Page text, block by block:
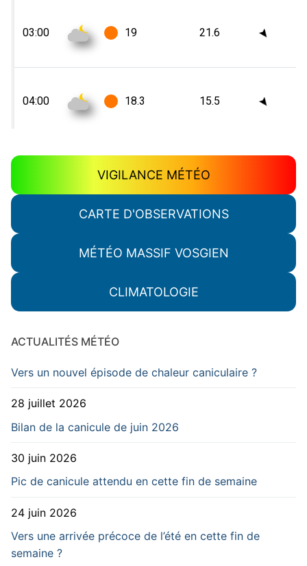
VIGILANCE MÉTÉO
CARTE D'OBSERVATIONS
MÉTÉO MASSIF VOSGIEN
CLIMATOLOGIE
ACTUALITÉS MÉTÉO
Vers un nouvel épisode de chaleur caniculaire ?
28 juillet 2026
Bilan de la canicule de juin 2026
30 juin 2026
Pic de canicule attendu en cette fin de semaine
24 juin 2026
Vers une arrivée précoce de l’été en cette fin de
semaine ?